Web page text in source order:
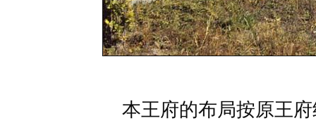
本王府的布局按原王府